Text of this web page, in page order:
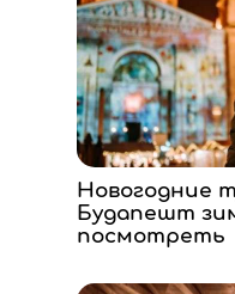
Новогодние
Будапешт
посмотреть